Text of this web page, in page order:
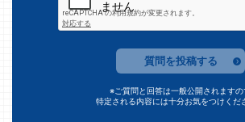
質問を投稿する
※ご質問と回答は一般公開されますの
特定される内容には十分お気をつけくだ